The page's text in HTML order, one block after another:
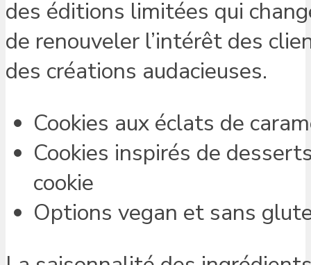
des éditions limitées qui
de renouveler l’intérêt des
des créations audacieuses.
Cookies aux éclats de
Cookies inspirés de
cookie
Options vegan et sans